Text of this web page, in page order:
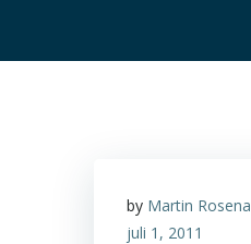
by Martin
juli 1, 2011